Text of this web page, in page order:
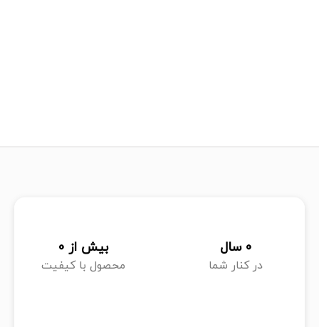
در کنار شما
0 سال
محصول با کیفیت
بیش از 0